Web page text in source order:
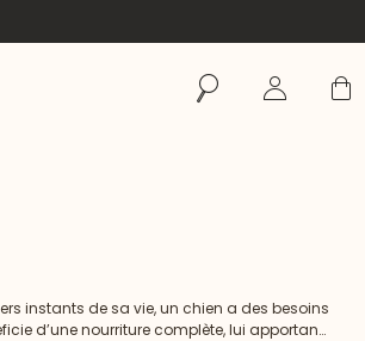
RechercherSe connecter
Panier
instants de sa vie, un chien a des besoins
d’une nourriture complète, lui apportant